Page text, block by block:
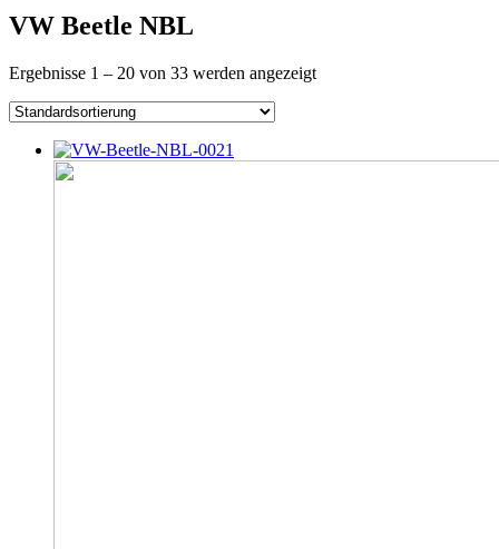
VW Beetle NBL
Ergebnisse 1 – 20 von 33 werden angezeigt